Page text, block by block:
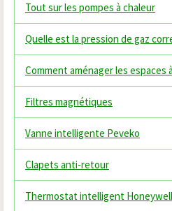
Tout sur les pompes à chaleur
Quelle est la pression de gaz
Comment aménager les espaces
Filtres magnétiques
Vanne intelligente Peveko
Clapets anti-retour
Thermostat intelligent